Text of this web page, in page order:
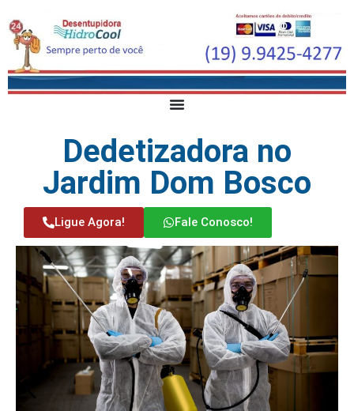
Dedetizadora no
Jardim Dom Bosco
Ligue Agora! Fale Conosco!